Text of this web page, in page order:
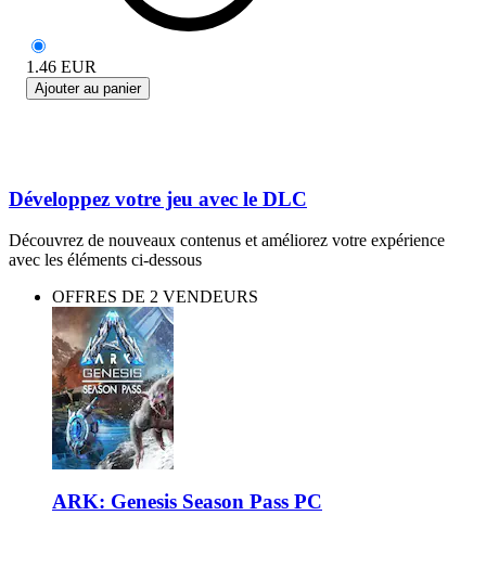
1.46 EUR
Ajouter au panier
Développez votre jeu avec le DLC
Découvrez de nouveaux contenus et améliorez votre expérience
avec les éléments ci-dessous
OFFRES DE 2 VENDEURS
ARK: Genesis Season Pass PC